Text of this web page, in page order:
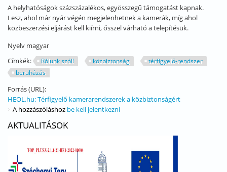
A helyhatóságok százszázalékos, egyösszegű támogatást kapnak.
Lesz, ahol már nyár végén megjelenhetnek a kamerák, míg ahol
közbeszerzési eljárást kell kiírni, ősszel várható a telepítésük.
Nyelv magyar
Címkék:
Rólunk szól! közbiztonság
térfigyelő-rendszer
beruházás
Forrás (URL):
HEOL.hu: Térfigyelő kamerarendszerek a közbiztonságért
A hozzászóláshoz be kell jelentkezni
AKTUALITÁSOK